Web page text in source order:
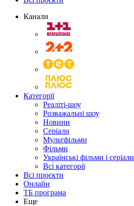
Канали
Категорії
Реаліті-шоу
Розважальні шоу
Новини
Серіали
Мультфільми
Фільми
Українські фільми і серіали
Всі категорії
Всі проєкти
Онлайн
ТБ програма
Еще